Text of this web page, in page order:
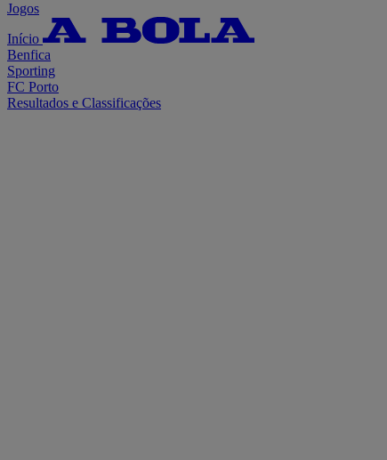
Jogos
Início
Benfica
Sporting
FC Porto
Resultados e Classificações